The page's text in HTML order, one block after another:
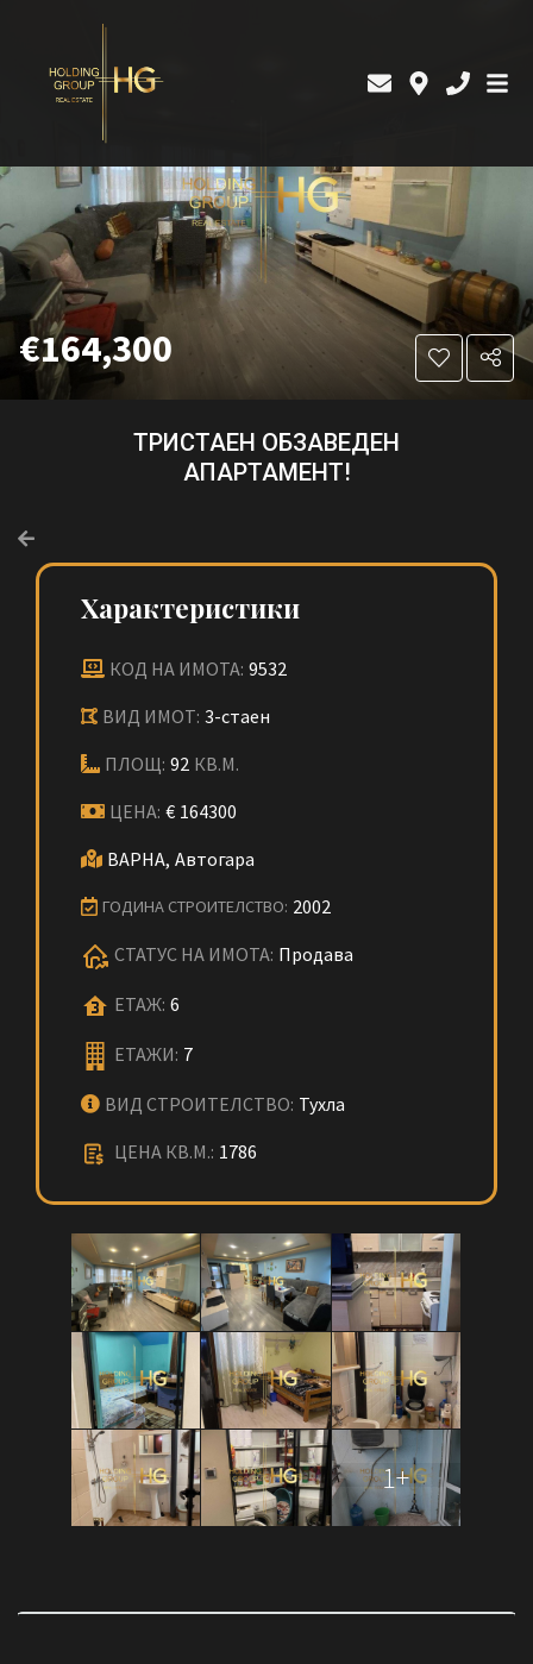
€164,300
ТРИСТАЕН ОБЗАВЕДЕН
АПАРТАМЕНТ!
Характеристики
КОД НА ИМОТА: 9532
ВИД ИМОТ: 3-стаен
ПЛОЩ: 92 КВ.М.
ЦЕНА: € 164300
ВАРНА, Автогара
ГОДИНА СТРОИТЕЛСТВО: 2002
СТАТУС НА ИМОТА: Продава
ЕТАЖ: 6
ЕТАЖИ: 7
ВИД СТРОИТЕЛСТВО: Тухла
ЦЕНА КВ.М.: 1786
1+